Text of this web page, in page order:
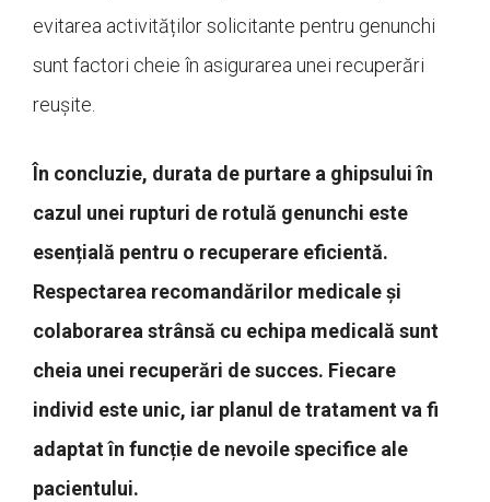
evitarea activităților solicitante pentru genunchi
sunt factori cheie în asigurarea unei recuperări
reușite.
În concluzie, durata de purtare a ghipsului în
cazul unei rupturi de rotulă genunchi este
esențială pentru o recuperare eficientă.
Respectarea recomandărilor medicale și
colaborarea strânsă cu echipa medicală sunt
cheia unei recuperări de succes. Fiecare
individ este unic, iar planul de tratament va fi
adaptat în funcție de nevoile specifice ale
pacientului.